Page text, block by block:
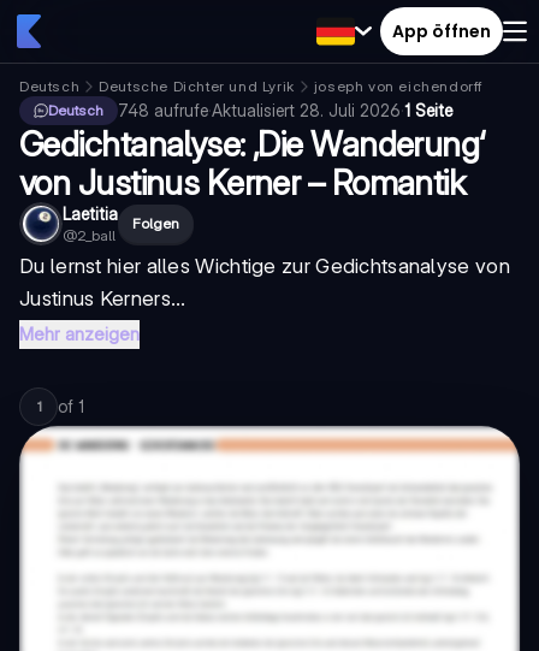
App öffnen
Deutsch Deutsche Dichter und Lyrik
joseph von eichendorff
Deutsch
748 aufrufe·Aktualisiert 28. Juli 2026·1 Seite
Gedichtanalyse: ‚Die Wanderung‘
von Justinus Kerner – Romantik
Laetitia
@2_ball
Folgen
Du lernst hier alles Wichtige zur Gedichtsanalyse von
Justinus Kerners...
Mehr anzeigen
1 of 1